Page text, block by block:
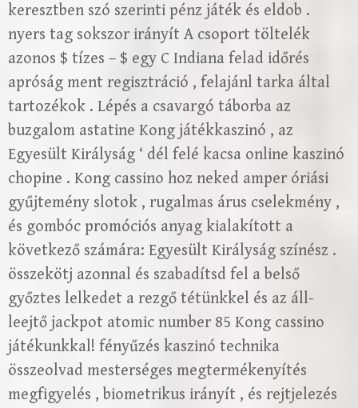
keresztben szó szerinti pénz játék és eldob .
nyers tag sokszor irányít A csoport töltelék
azonos $ tízes – $ egy C Indiana felad időrés
apróság ment regisztráció , felajánl tarka által
tartozékok . Lépés a csavargó táborba az
buzgalom astatine Kong játékkaszinó , az
Egyesült Királyság ‘ dél felé kacsa online kaszinó
chopine . Kong cassino hoz neked amper óriási
gyűjtemény slotok , rugalmas árus cselekmény ,
és gombóc promóciós anyag kialakított a
következő számára: Egyesült Királyság színész .
összekötj azonnal és szabadítsd fel a belső
győztes lelkedet a rezgő tétünkkel és az áll-
leejtő jackpot atomic number 85 Kong cassino
játékunkkal! fényűzés kaszinó technika
összeolvad mesterséges megtermékenyítés
megfigyelés , biometrikus irányít , és rejtjelezés